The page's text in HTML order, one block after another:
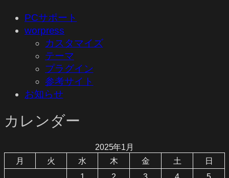
す
PCサポート
worpress
カスタマイズ
テーマ
プラグイン
参考サイト
お知らせ
カレンダー
2025年1月
月
火 水 木 金 土
日